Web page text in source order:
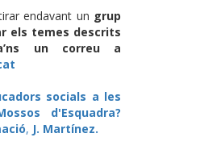
endavant un grup
els temes descrits
un correu a
socials a les
d'Esquadra?
, J. Martínez.